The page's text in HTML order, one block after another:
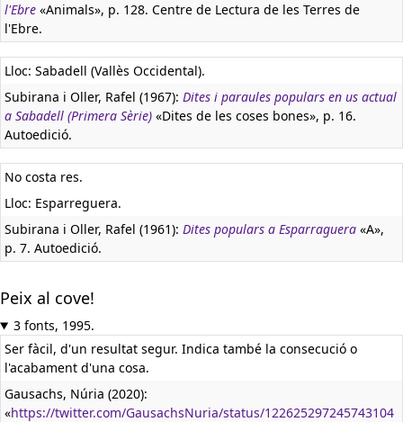
l'Ebre «Animals», p. 128. Centre de Lectura de les Terres de
l'Ebre.
Lloc: Sabadell (Vallès Occidental).
Subirana i Oller, Rafel (1967): Dites i paraules populars en us actual
a Sabadell (Primera Sèrie) «Dites de les coses bones», p. 16.
Autoedició.
No costa res.
Lloc: Esparreguera.
Subirana i Oller, Rafel (1961): Dites populars a Esparraguera «A»,
p. 7. Autoedició.
Peix al cove!
3 fonts, 1995.
Ser fàcil, d'un resultat segur. Indica també la consecució o
l'acabament d'una cosa.
Gausachs, Núria (2020):
«https://twitter.com/GausachsNuria/status/122625297245743104